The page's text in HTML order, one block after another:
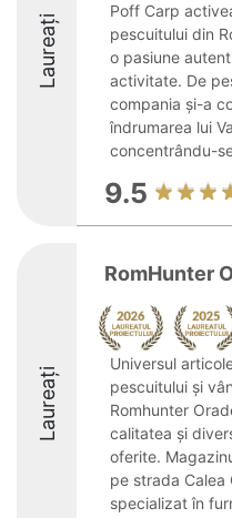
Laureați
Poff Carp
pescuitului din
o pasiune
activitate. De
compania și-a
îndrumarea lui
concentrându-
9.5
Laureați
RomHunter
Universul
pescuitului și
Romhunter
calitatea și
oferite.
pe strada Calea
specializat în